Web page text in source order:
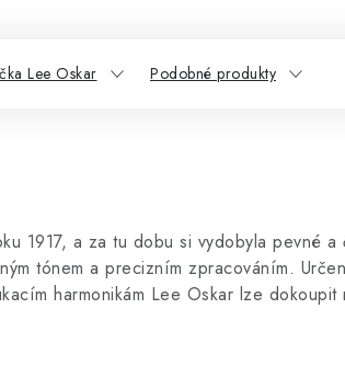
Lee Oskar Podobné produkty
1917, a za tu dobu si vydobyla pevné
tónem a precizním zpracováním.
harmonikám Lee Oskar lze dokoupit